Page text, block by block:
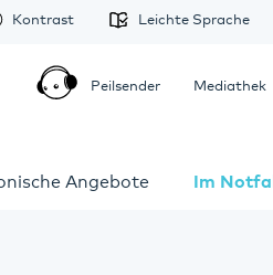
Angebote Im Notfall
Leichte Sprache
Kontrast
Mediathek
Peilsender